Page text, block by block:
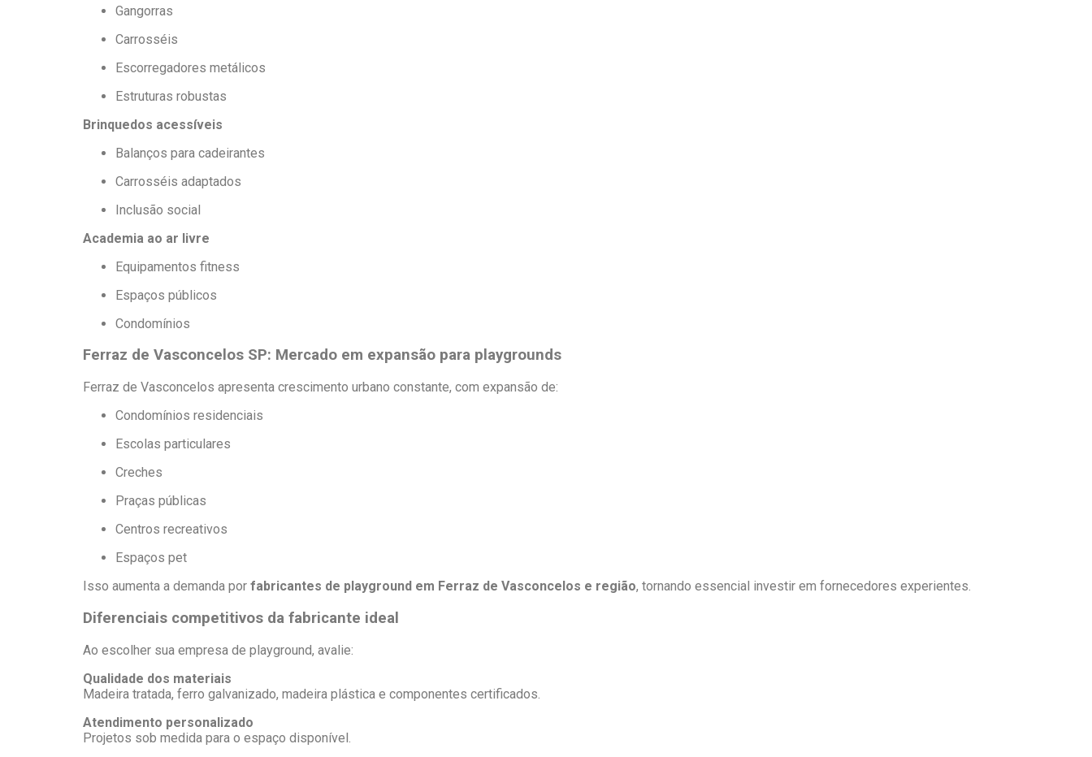
Gangorras
Carrosséis
Escorregadores metálicos
Estruturas robustas
Brinquedos acessíveis
Balanços para cadeirantes
Carrosséis adaptados
Inclusão social
Academia ao ar livre
Equipamentos fitness
Espaços públicos
Condomínios
Ferraz de Vasconcelos SP: Mercado em expansão para playgrounds
Ferraz de Vasconcelos apresenta crescimento urbano constante, com expansão de:
Condomínios residenciais
Escolas particulares
Creches
Praças públicas
Centros recreativos
Espaços pet
Isso aumenta a demanda por fabricantes de playground em Ferraz de Vasconcelos e região, tornando essencial investir em fornecedores experientes.
Diferenciais competitivos da fabricante ideal
Ao escolher sua empresa de playground, avalie:
Qualidade dos materiais
Madeira tratada, ferro galvanizado, madeira plástica e componentes certificados.
Atendimento personalizado
Projetos sob medida para o espaço disponível.